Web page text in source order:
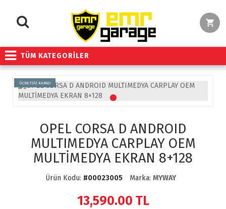
TÜM KATEGORİLER
ÜCRETSİZ KARGO
OPEL CORSA D ANDROID
MULTIMEDYA CARPLAY OEM
MULTİMEDYA EKRAN 8+128
Ürün Kodu: #00023005 Marka: MYWAY
13,590.00 TL